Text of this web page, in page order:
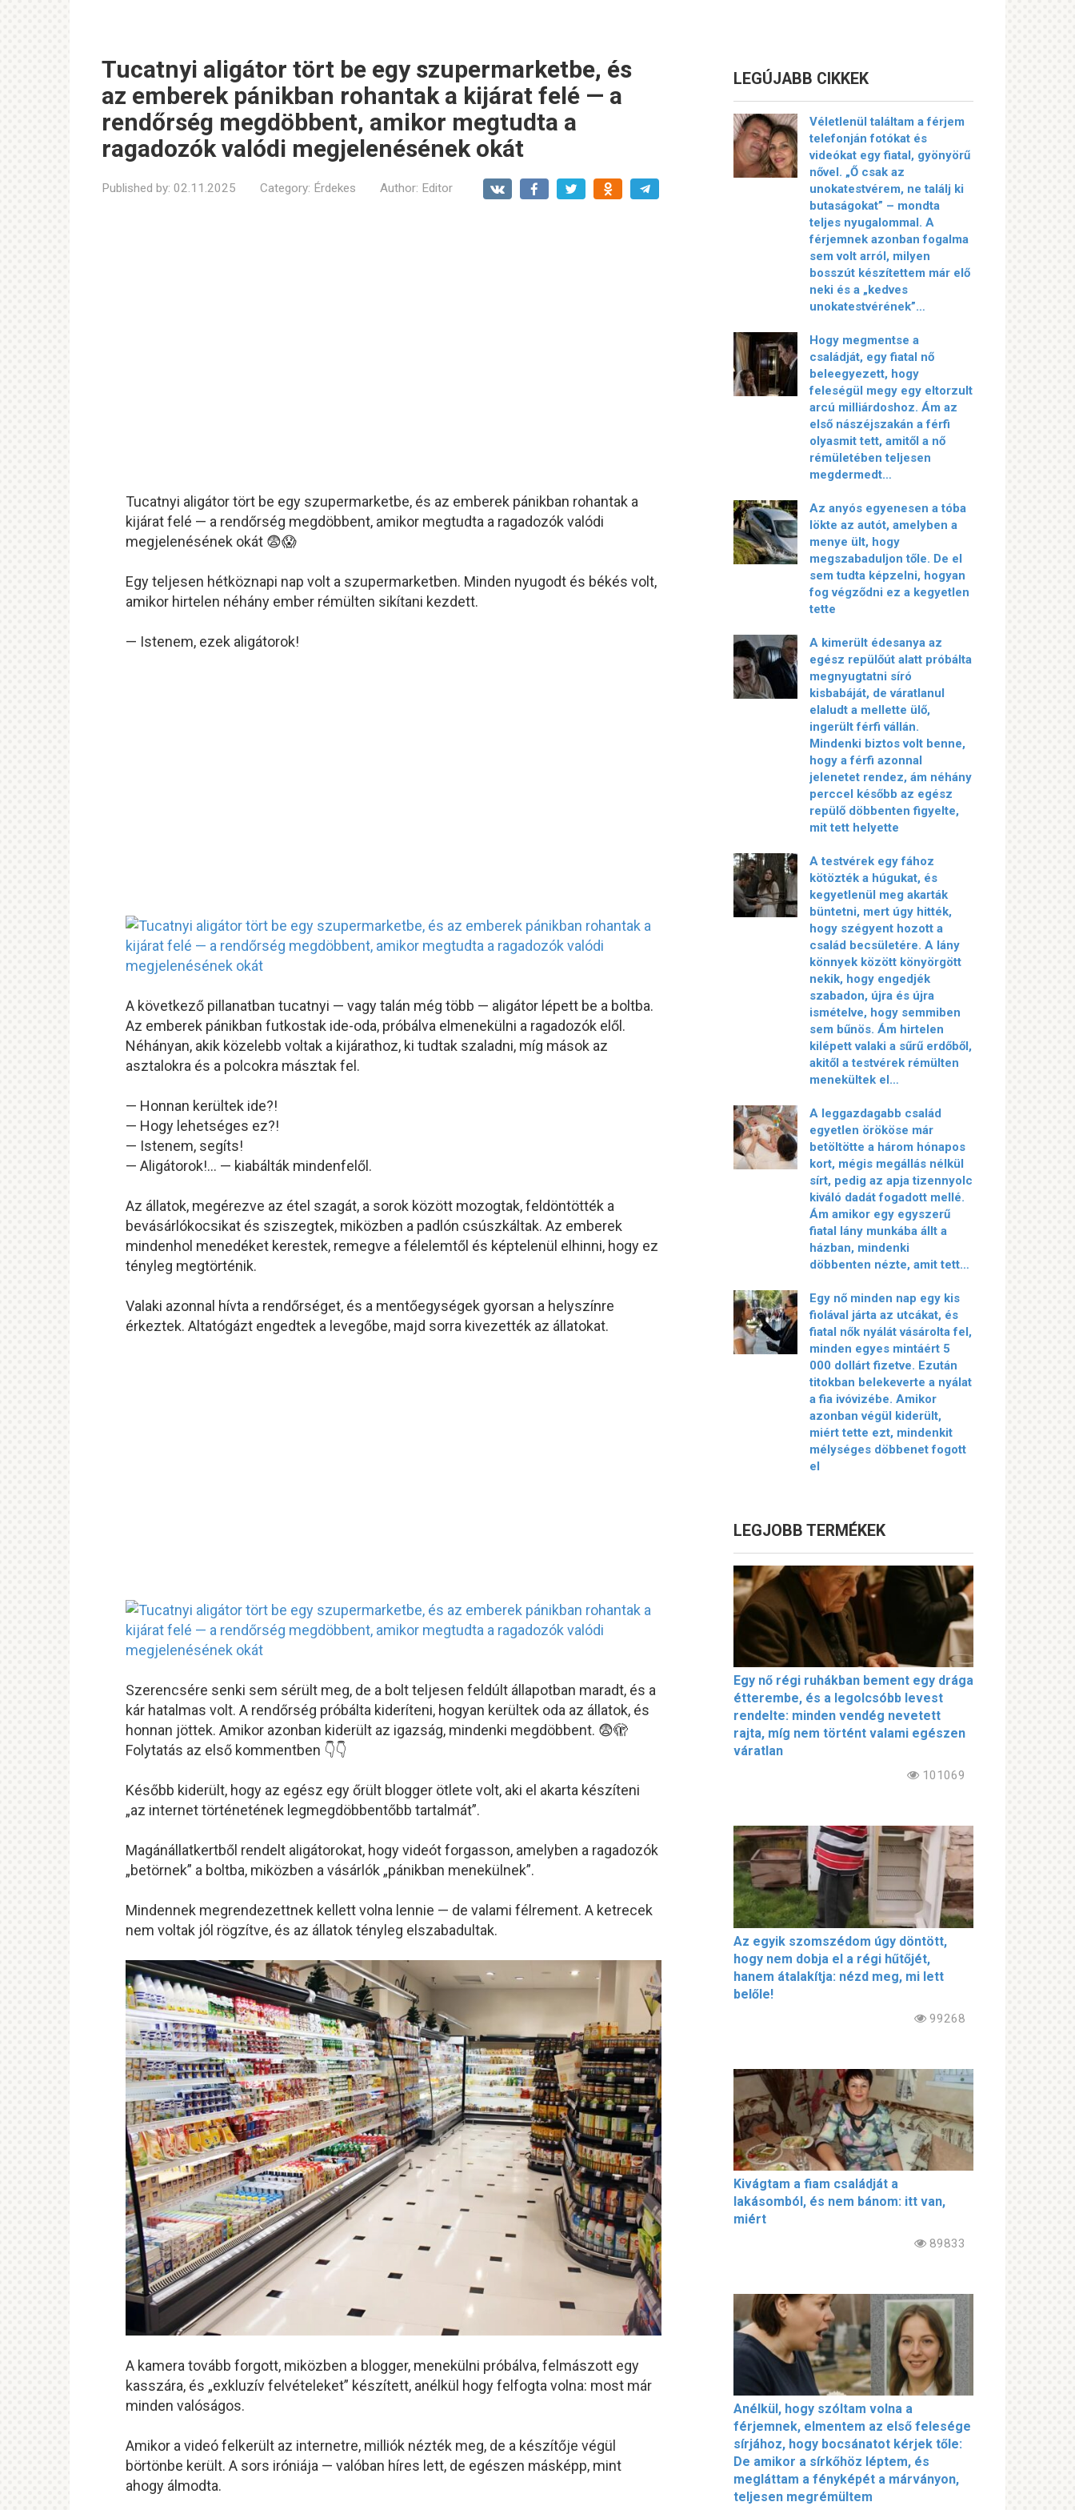
Tucatnyi aligátor tört be egy szupermarketbe, és
az emberek pánikban rohantak a kijárat felé — a
rendőrség megdöbbent, amikor megtudta a
ragadozók valódi megjelenésének okát
Published by: 02.11.2025 Category: Érdekes Author: Editor
Tucatnyi aligátor tört be egy szupermarketbe, és az emberek pánikban rohantak a
kijárat felé — a rendőrség megdöbbent, amikor megtudta a ragadozók valódi
megjelenésének okát 😨😱
Egy teljesen hétköznapi nap volt a szupermarketben. Minden nyugodt és békés volt,
amikor hirtelen néhány ember rémülten sikítani kezdett.
— Istenem, ezek aligátorok!
A következő pillanatban tucatnyi — vagy talán még több — aligátor lépett be a boltba.
Az emberek pánikban futkostak ide-oda, próbálva elmenekülni a ragadozók elől.
Néhányan, akik közelebb voltak a kijárathoz, ki tudtak szaladni, míg mások az
asztalokra és a polcokra másztak fel.
— Honnan kerültek ide?!
— Hogy lehetséges ez?!
— Istenem, segíts!
— Aligátorok!… — kiabálták mindenfelől.
Az állatok, megérezve az étel szagát, a sorok között mozogtak, feldöntötték a
bevásárlókocsikat és sziszegtek, miközben a padlón csúszkáltak. Az emberek
mindenhol menedéket kerestek, remegve a félelemtől és képtelenül elhinni, hogy ez
tényleg megtörténik.
Valaki azonnal hívta a rendőrséget, és a mentőegységek gyorsan a helyszínre
érkeztek. Altatógázt engedtek a levegőbe, majd sorra kivezették az állatokat.
Szerencsére senki sem sérült meg, de a bolt teljesen feldúlt állapotban maradt, és a
kár hatalmas volt. A rendőrség próbálta kideríteni, hogyan kerültek oda az állatok, és
honnan jöttek. Amikor azonban kiderült az igazság, mindenki megdöbbent. 😨🫣
Folytatás az első kommentben 👇👇
Később kiderült, hogy az egész egy őrült blogger ötlete volt, aki el akarta készíteni
„az internet történetének legmegdöbbentőbb tartalmát”.
Magánállatkertből rendelt aligátorokat, hogy videót forgasson, amelyben a ragadozók
„betörnek” a boltba, miközben a vásárlók „pánikban menekülnek”.
Mindennek megrendezettnek kellett volna lennie — de valami félrement. A ketrecek
nem voltak jól rögzítve, és az állatok tényleg elszabadultak.
A kamera tovább forgott, miközben a blogger, menekülni próbálva, felmászott egy
kasszára, és „exkluzív felvételeket” készített, anélkül hogy felfogta volna: most már
minden valóságos.
Amikor a videó felkerült az internetre, milliók nézték meg, de a készítője végül
börtönbe került. A sors iróniája — valóban híres lett, de egészen másképp, mint
ahogy álmodta.
LEGÚJABB CIKKEK
Véletlenül találtam a férjem
telefonján fotókat és
videókat egy fiatal, gyönyörű
nővel. „Ő csak az
unokatestvérem, ne találj ki
butaságokat” – mondta
teljes nyugalommal. A
férjemnek azonban fogalma
sem volt arról, milyen
bosszút készítettem már elő
neki és a „kedves
unokatestvérének”…
Hogy megmentse a
családját, egy fiatal nő
beleegyezett, hogy
feleségül megy egy eltorzult
arcú milliárdoshoz. Ám az
első nászéjszakán a férfi
olyasmit tett, amitől a nő
rémületében teljesen
megdermedt…
Az anyós egyenesen a tóba
lökte az autót, amelyben a
menye ült, hogy
megszabaduljon tőle. De el
sem tudta képzelni, hogyan
fog végződni ez a kegyetlen
tette
A kimerült édesanya az
egész repülőút alatt próbálta
megnyugtatni síró
kisbabáját, de váratlanul
elaludt a mellette ülő,
ingerült férfi vállán.
Mindenki biztos volt benne,
hogy a férfi azonnal
jelenetet rendez, ám néhány
perccel később az egész
repülő döbbenten figyelte,
mit tett helyette
A testvérek egy fához
kötözték a húgukat, és
kegyetlenül meg akarták
büntetni, mert úgy hitték,
hogy szégyent hozott a
család becsületére. A lány
könnyek között könyörgött
nekik, hogy engedjék
szabadon, újra és újra
ismételve, hogy semmiben
sem bűnös. Ám hirtelen
kilépett valaki a sűrű erdőből,
akitől a testvérek rémülten
menekültek el…
A leggazdagabb család
egyetlen örököse már
betöltötte a három hónapos
kort, mégis megállás nélkül
sírt, pedig az apja tizennyolc
kiváló dadát fogadott mellé.
Ám amikor egy egyszerű
fiatal lány munkába állt a
házban, mindenki
döbbenten nézte, amit tett…
Egy nő minden nap egy kis
fiolával járta az utcákat, és
fiatal nők nyálát vásárolta fel,
minden egyes mintáért 5
000 dollárt fizetve. Ezután
titokban belekeverte a nyálat
a fia ivóvizébe. Amikor
azonban végül kiderült,
miért tette ezt, mindenkit
mélységes döbbenet fogott
el
LEGJOBB TERMÉKEK
Egy nő régi ruhákban bement egy drága
étterembe, és a legolcsóbb levest
rendelte: minden vendég nevetett
rajta, míg nem történt valami egészen
váratlan
101069
Az egyik szomszédom úgy döntött,
hogy nem dobja el a régi hűtőjét,
hanem átalakítja: nézd meg, mi lett
belőle!
99268
Kivágtam a fiam családját a
lakásomból, és nem bánom: itt van,
miért
89833
Anélkül, hogy szóltam volna a
férjemnek, elmentem az első felesége
sírjához, hogy bocsánatot kérjek tőle:
De amikor a sírkőhöz léptem, és
megláttam a fényképét a márványon,
teljesen megrémültem